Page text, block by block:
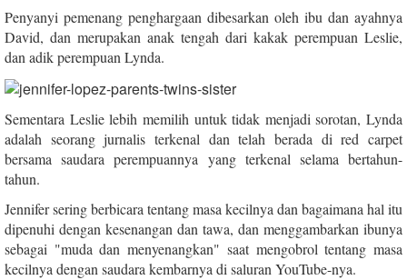
Penyanyi pemenang penghargaan dibesarkan oleh ibu dan ayahnya
David, dan merupakan anak tengah dari kakak perempuan Leslie,
dan adik perempuan Lynda.
Sementara Leslie lebih memilih untuk tidak menjadi sorotan, Lynda
adalah seorang jurnalis terkenal dan telah berada di red carpet
bersama saudara perempuannya yang terkenal selama bertahun-
tahun.
Jennifer sering berbicara tentang masa kecilnya dan bagaimana hal itu
dipenuhi dengan kesenangan dan tawa, dan menggambarkan ibunya
sebagai "muda dan menyenangkan" saat mengobrol tentang masa
kecilnya dengan saudara kembarnya di saluran YouTube-nya.